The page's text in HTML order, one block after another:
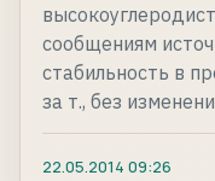
сообщениям
стабильность в
за т., без
22.05.2014 09:26